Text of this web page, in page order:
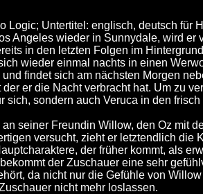
Logic; Untertitel: englisch, deutsch für
Angeles wieder in Sunnydale, wird er
in den letzten Folgen im
wieder einmal nachts in einen
findet sich am nächsten Morgen
er die Nacht verbracht hat. Um zu
sich, sondern auch Veruca in den
seiner Freundin Willow, den Oz mit
versucht, zieht er letztendlich die
der früher kommt, als
der Zuschauer eine sehr
da nicht nur die Gefühle von
nicht mehr loslassen.